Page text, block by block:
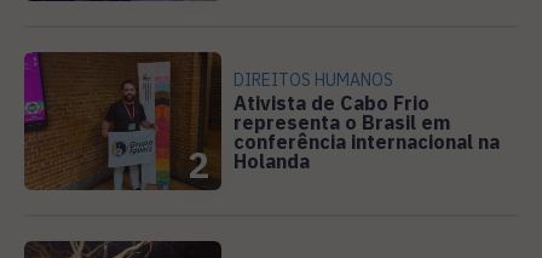
2
DIREITOS HUMANOS
Ativista de Cabo Frio
representa o Brasil em
conferência internacional na
Holanda